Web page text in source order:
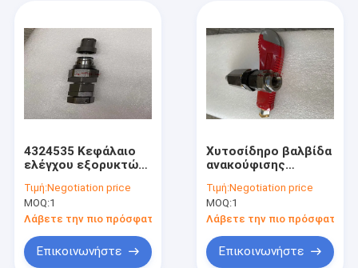
4324535 Κεφάλαιο
ελέγχου εξορυκτών
EX200-5 EX300-3
EX300-5
Τιμή:Negotiation price
MOQ:1
Λάβετε την πιο πρόσφατη τιμή
Επικοινωνήστε
Χυτοσίδηρο βαλβίδα
ανακούφισης
HD700-5 HD700-7 ένα
έτος εγγύηση
Τιμή:Negotiation price
MOQ:1
Λάβετε την πιο πρόσφατη
Επικοινωνήστε